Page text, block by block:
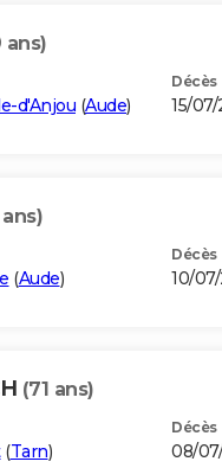
ans)
d'Anjou (Aude)
Décès
15/
ans)
(Aude)
Décès
10/
(71 ans)
(Tarn)
Décès
08/